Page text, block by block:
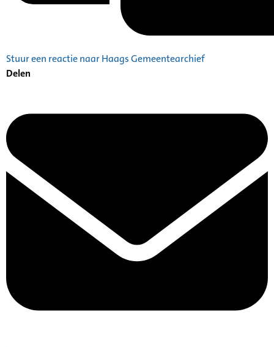
Stuur een reactie naar Haags Gemeentearchief
Delen